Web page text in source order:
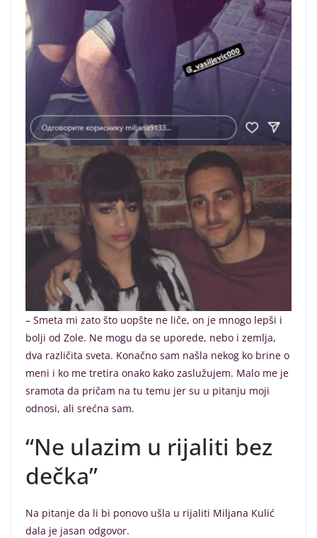
– Smeta mi zato što uopšte ne liče, on je mnogo lepši i
bolji od Zole. Ne mogu da se uporede, nebo i zemlja,
dva različita sveta. Konačno sam našla nekog ko brine o
meni i ko me tretira onako kako zaslužujem. Malo me je
sramota da pričam na tu temu jer su u pitanju moji
odnosi, ali srećna sam.
“Ne ulazim u rijaliti bez
dečka”
Na pitanje da li bi ponovo ušla u rijaliti Miljana Kulić
dala je jasan odgovor.